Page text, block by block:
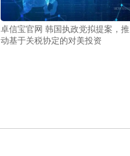
卓信宝官网 韩国执政党拟提案，推
动基于关税协定的对美投资